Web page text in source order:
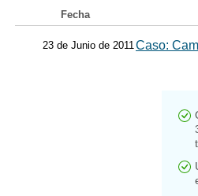
Fecha
23 de Junio de 2011Caso: